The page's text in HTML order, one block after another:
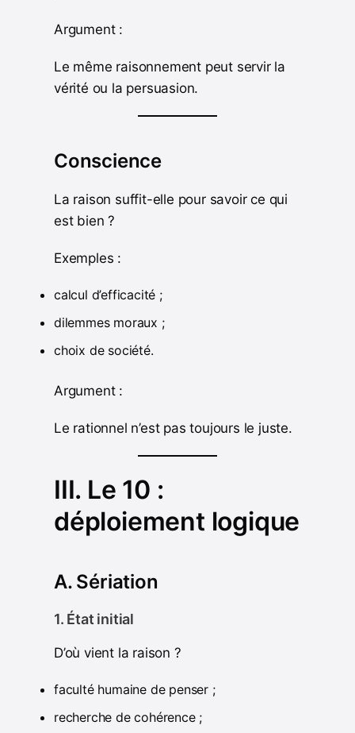
Argument :
Le même raisonnement peut servir la
vérité ou la persuasion.
Conscience
La raison suffit-elle pour savoir ce qui
est bien ?
Exemples :
calcul d’efficacité ;
dilemmes moraux ;
choix de société.
Argument :
Le rationnel n’est pas toujours le juste.
III. Le 10 :
déploiement logique
A. Sériation
1. État initial
D’où vient la raison ?
faculté humaine de penser ;
recherche de cohérence ;